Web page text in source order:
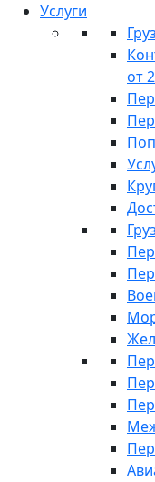
Услуги
от